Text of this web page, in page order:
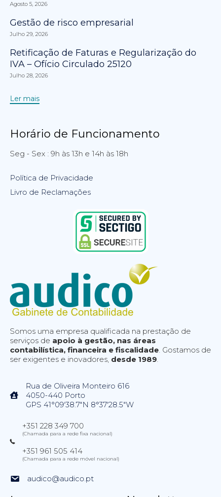
Agosto 5, 2026
Gestão de risco empresarial
Julho 29, 2026
Retificação de Faturas e Regularização do
IVA – Ofício Circulado 25120
Julho 28, 2026
Ler mais
Horário de Funcionamento
Seg - Sex : 9h às 13h e 14h às 18h
Política de Privacidade
Livro de Reclamações
Somos uma empresa qualificada na prestação de
serviços de apoio à gestão, nas áreas
contabilística, financeira e fiscalidade . Gostamos de
ser exigentes e inovadores, desde 1989
Rua de Oliveira Monteiro 616
4050-440 Porto
GPS 41°09'38.7"N 8°37'28.5"W
+351 228 349 700
(Chamada para a rede fixa nacional)
+351 961 505 414
(Chamada para a rede móvel nacional)
audico@audico.pt